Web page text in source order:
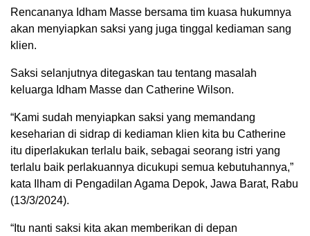
00:00
Rencananya Idham Masse bersama tim kuasa hukumnya
akan menyiapkan saksi yang juga tinggal kediaman sang
klien.
Saksi selanjutnya ditegaskan tau tentang masalah
keluarga Idham Masse dan Catherine Wilson.
“Kami sudah menyiapkan saksi yang memandang
keseharian di sidrap di kediaman klien kita bu Catherine
itu diperlakukan terlalu baik, sebagai seorang istri yang
terlalu baik perlakuannya dicukupi semua kebutuhannya,”
kata Ilham di Pengadilan Agama Depok, Jawa Barat, Rabu
(13/3/2024).
“Itu nanti saksi kita akan memberikan di depan